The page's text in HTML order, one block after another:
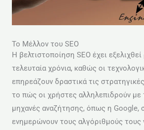
Το Μέλλον του SEO
Η βελτιστοποίηση SEO έχει
τελευταία χρόνια, καθώς οι
επηρεάζουν δραστικά τις
το πώς οι χρήστες αλληλεπιδρούν με
μηχανές αναζήτησης, όπως η Google,
ενημερώνουν τους αλγόριθμούς τους